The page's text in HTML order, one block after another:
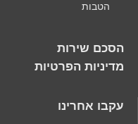
הטבות
הסכם שירות
מדיניות הפרטיות
עקבו אחרינו